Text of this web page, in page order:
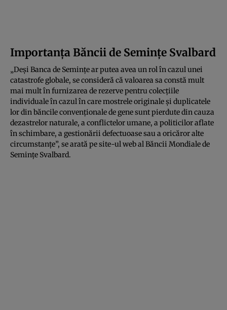
Importanța Băncii de Semințe Svalbard
„Deși Banca de Semințe ar putea avea un rol în cazul unei
catastrofe globale, se consideră că valoarea sa constă mult
mai mult în furnizarea de rezerve pentru colecțiile
individuale în cazul în care mostrele originale și duplicatele
lor din băncile convenționale de gene sunt pierdute din cauza
dezastrelor naturale, a conflictelor umane, a politicilor aflate
în schimbare, a gestionării defectuoase sau a oricăror alte
circumstanțe”, se arată pe site-ul web al Băncii Mondiale de
Semințe Svalbard.